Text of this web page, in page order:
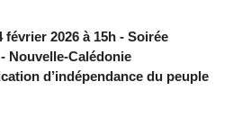
février 2026 à 15h - Soirée
Nouvelle-Calédonie
d’indépendance du peuple